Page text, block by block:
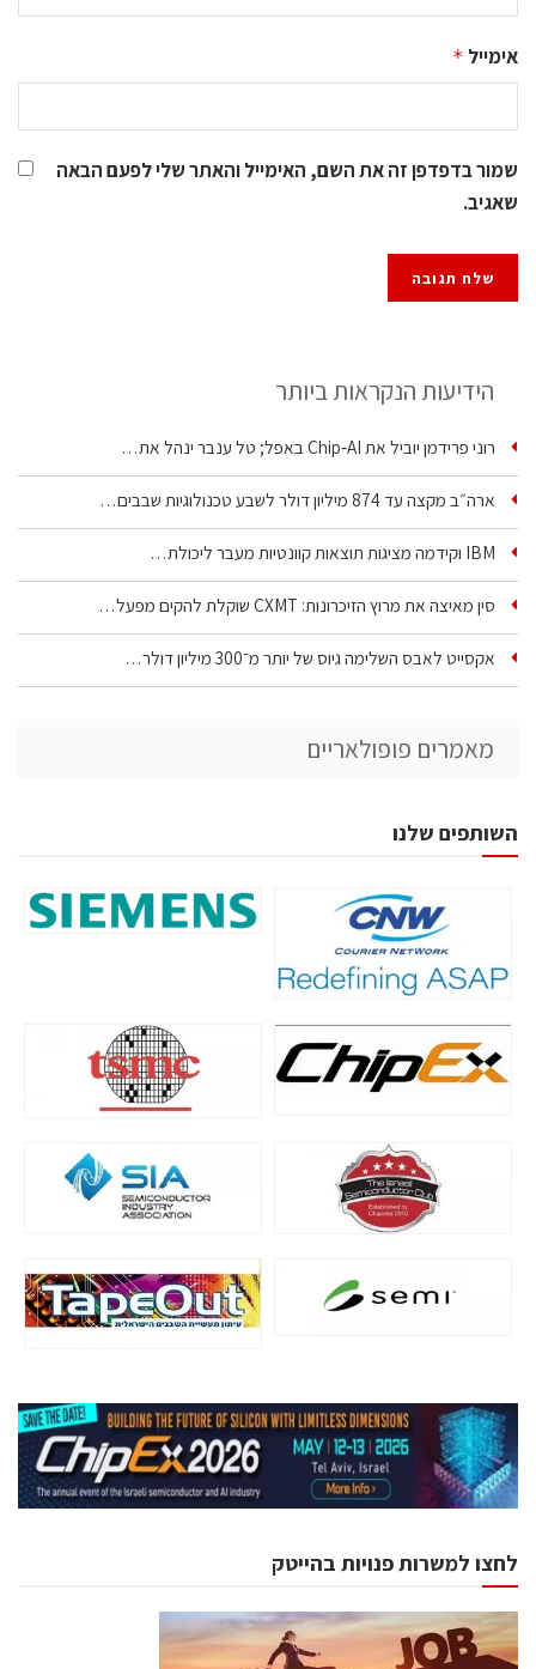
אימייל *
שמור בדפדפן זה את השם, האימייל והאתר שלי לפעם הבאה
שאגיב.
הידיעות הנקראות ביותר
רוני פרידמן יוביל את Chip‑AI באפל; טל ענבר ינהל את…
ארה״ב מקצה עד 874 מיליון דולר לשבע טכנולוגיות שבבים…
IBM וקידמה מציגות תוצאות קוונטיות מעבר ליכולת…
סין מאיצה את מרוץ הזיכרונות: CXMT שוקלת להקים מפעל…
אקסייט לאבס השלימה גיוס של יותר מ־300 מיליון דולר…
מאמרים פופולאריים
השותפים שלנו
לחצו למשרות פנויות בהייטק